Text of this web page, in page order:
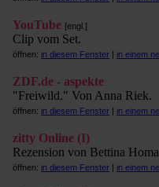
YouTube [engl.]
Clip vom Set.
öffnen: in diesem Fenster | in einem
ZDF.de - aspekte
"Freiwild." Von Anna Riek.
öffnen: in diesem Fenster | in einem
zitty Online (I)
Rezension von Bettina
öffnen: in diesem Fenster | in einem